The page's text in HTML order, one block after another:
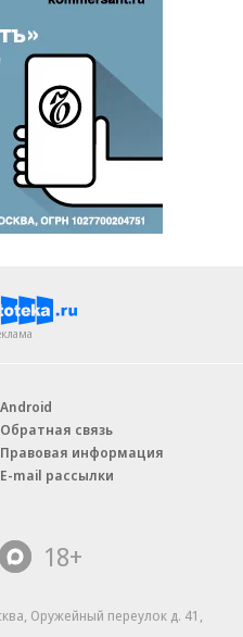
Android
Обратная связь
Правовая информация
E-mail рассылки
18+
Оружейный переулок д. 41,